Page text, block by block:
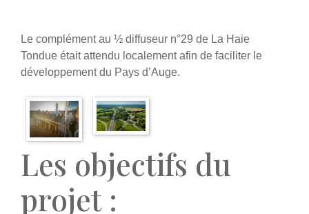
Le complément au ½ diffuseur n°29 de La Haie
Tondue était attendu localement afin de faciliter le
développement du Pays d’Auge.
Les objectifs du
projet :